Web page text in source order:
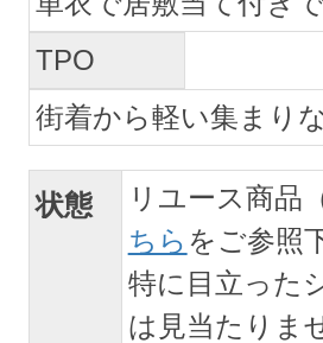
TPO
街着から軽い集まり
状態 リユース商品
ちら をご参照
特に目立った
は見当たりま